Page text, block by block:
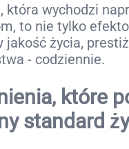
która wychodzi
to nie tylko
jakość życia,
- codziennie.
które
standard